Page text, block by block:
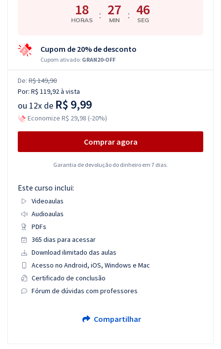
18
HORAS : 27
MIN : 45
SEG
Cupom de 20% de desconto
Cupom ativado: GRAN20-OFF
De: R$ 149,90
Por: R$ 119,92à vista
ou 12x de R$ 9,99
Economize R$ 29,98 (-20%)
Comprar agora
Garantia de devolução do dinheiro em 7 dias.
Este curso inclui:
Videoaulas
Audioaulas
PDFs
365 dias para acessar
Download ilimitado das aulas
Acesso no Android, iOS, Windows e Mac
Certificado de conclusão
Fórum de dúvidas com professores
Compartilhar